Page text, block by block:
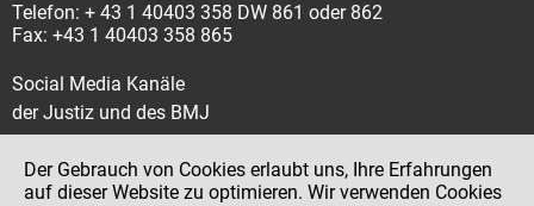
Telefon: + 43 1 40403 358 DW 861 oder 862
Fax: +43 1 40403 358 865
Social Media Kanäle
der Justiz und des BMJ
Der Gebrauch von Cookies erlaubt uns, Ihre Erfahrungen
auf dieser Website zu optimieren. Wir verwenden Cookies